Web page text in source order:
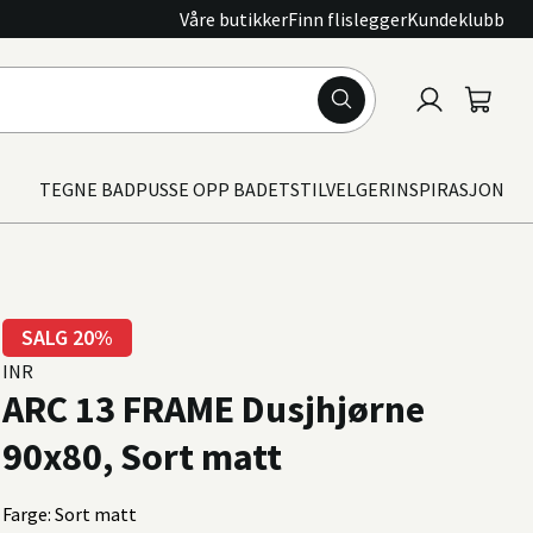
Våre butikkerFinn flisleggerKundeklubb
TEGNE BADPUSSE OPP BADETSTILVELGERINSPIRASJON
SALG 20%
INR
ARC 13 FRAME Dusjhjørne
90x80, Sort matt
Farge: Sort matt